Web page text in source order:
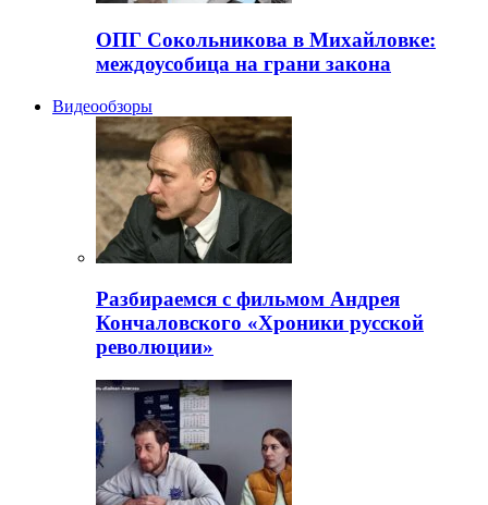
ОПГ Сокольникова в Михайловке:
междоусобица на грани закона
Видеообзоры
Разбираемся с фильмом Андрея
Кончаловского «Хроники русской
революции»